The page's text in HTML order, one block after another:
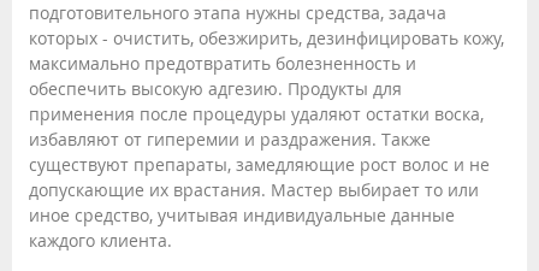
подготовительного этапа нужны средства, задача
которых - очистить, обезжирить, дезинфицировать кожу,
максимально предотвратить болезненность и
обеспечить высокую адгезию. Продукты для
применения после процедуры удаляют остатки воска,
избавляют от гиперемии и раздражения. Также
существуют препараты, замедляющие рост волос и не
допускающие их врастания. Мастер выбирает то или
иное средство, учитывая индивидуальные данные
каждого клиента.